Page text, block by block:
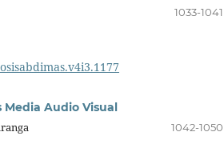
1033-1041
Audio Visual
1042-1050